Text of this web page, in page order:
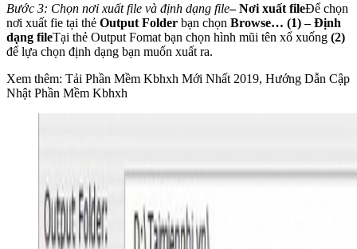
Bước 3: Chọn nơi xuất file và định dạng file– Nơi xuất fileĐể chọn
nơi xuất fie tại thẻ Output Folder bạn chọn Browse… (1)– Định
dạng fileTại thẻ Output Fomat bạn chọn hình mũi tên xổ xuống (2)
để lựa chọn định dạng bạn muốn xuất ra.
Xem thêm: Tải Phần Mềm Kbhxh Mới Nhất 2019, Hướng Dẫn Cập
Nhật Phần Mềm Kbhxh